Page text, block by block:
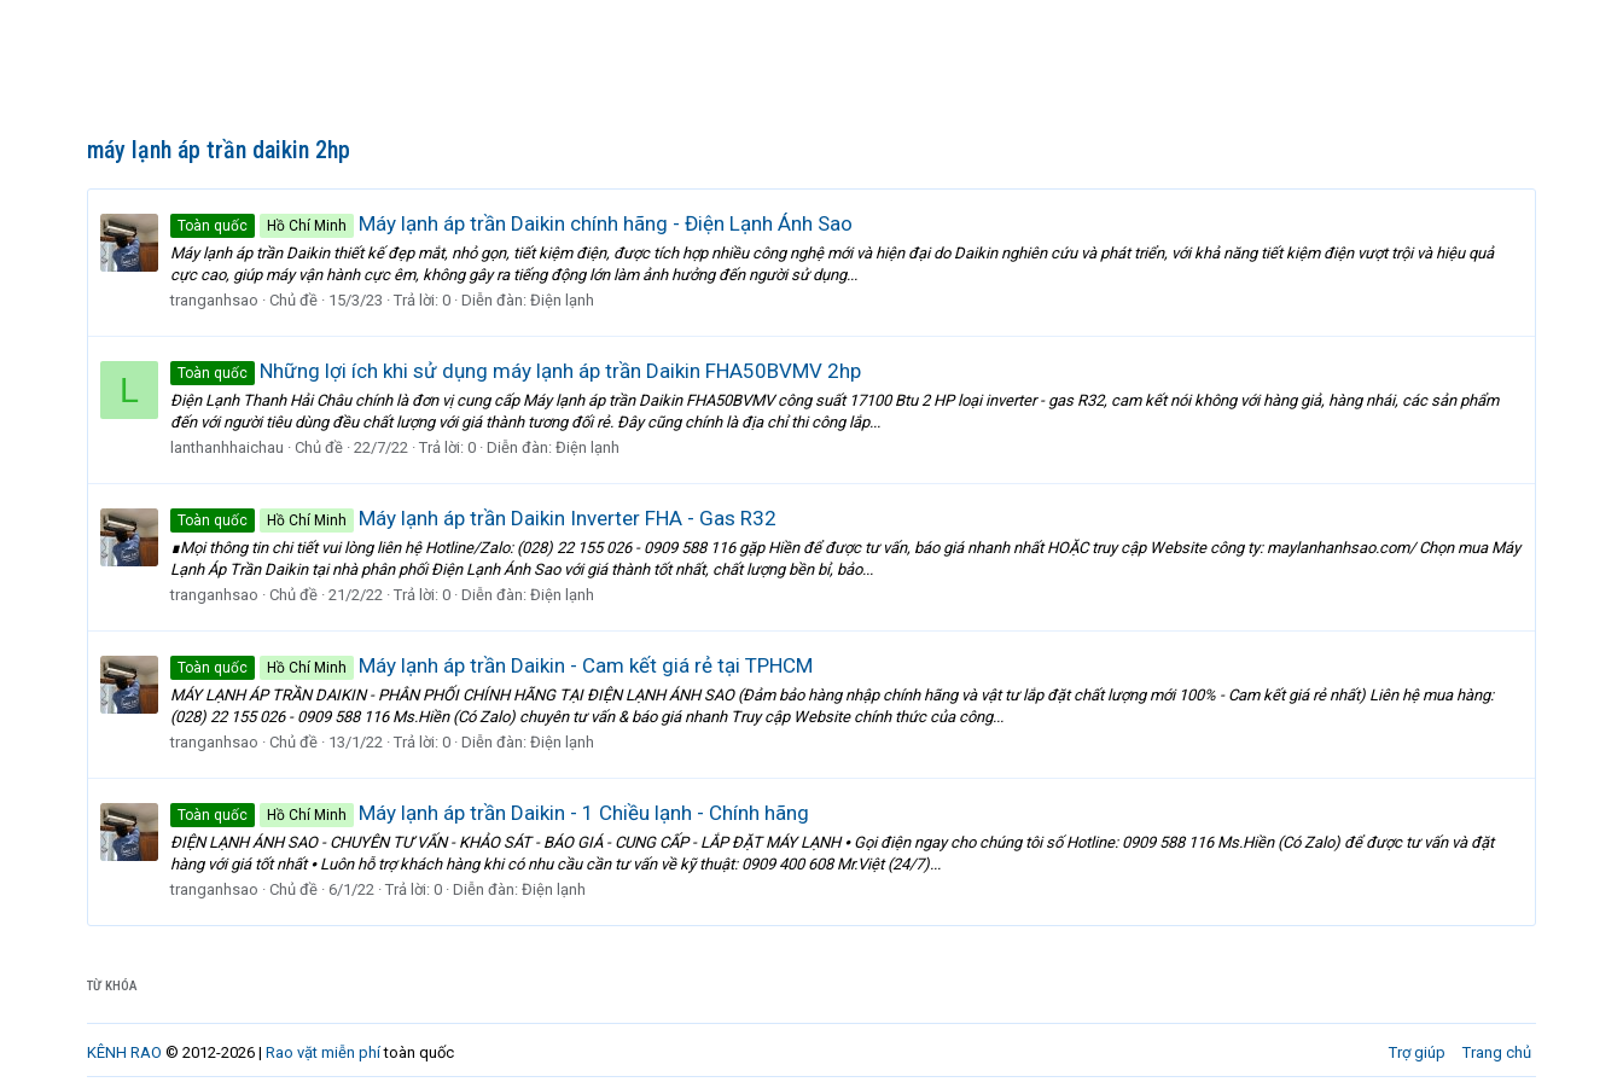
máy lạnh áp trần daikin 2hp
Toàn quốc Hồ Chí Minh Máy lạnh áp trần Daikin chính hãng - Điện Lạnh Ánh Sao
Máy lạnh áp trần Daikin thiết kế đẹp mắt, nhỏ gọn, tiết kiệm điện, được tích hợp nhiều công nghệ mới và hiện đại do Daikin nghiên cứu và phát triển, với khả năng tiết kiệm điện vượt trội và hiệu quả
cực cao, giúp máy vận hành cực êm, không gây ra tiếng động lớn làm ảnh hưởng đến người sử dụng...
tranganhsao
Chủ đề 15/3/23 Trả lời: 0 Diễn đàn: Điện lạnh
L Toàn quốc Những lợi ích khi sử dụng máy lạnh áp trần Daikin FHA50BVMV 2hp
Điện Lạnh Thanh Hải Châu chính là đơn vị cung cấp Máy lạnh áp trần Daikin FHA50BVMV công suất 17100 Btu 2 HP loại inverter - gas R32, cam kết nói không với hàng giả, hàng nhái, các sản phẩm
đến với người tiêu dùng đều chất lượng với giá thành tương đối rẻ. Đây cũng chính là địa chỉ thi công lắp...
lanthanhhaichau
Chủ đề 22/7/22 Trả lời: 0 Diễn đàn: Điện lạnh
Toàn quốc Hồ Chí Minh Máy lạnh áp trần Daikin Inverter FHA - Gas R32
∎Mọi thông tin chi tiết vui lòng liên hệ Hotline/Zalo: (028) 22 155 026 - 0909 588 116 gặp Hiền để được tư vấn, báo giá nhanh nhất HOẶC truy cập Website công ty: maylanhanhsao.com/ Chọn mua Máy
Lạnh Áp Trần Daikin tại nhà phân phối Điện Lạnh Ánh Sao với giá thành tốt nhất, chất lượng bền bỉ, bảo...
tranganhsao
Chủ đề 21/2/22 Trả lời: 0 Diễn đàn: Điện lạnh
Toàn quốc Hồ Chí Minh Máy lạnh áp trần Daikin - Cam kết giá rẻ tại TPHCM
MÁY LẠNH ÁP TRẦN DAIKIN - PHÂN PHỐI CHÍNH HÃNG TẠI ĐIỆN LẠNH ÁNH SAO (Đảm bảo hàng nhập chính hãng và vật tư lắp đặt chất lượng mới 100% - Cam kết giá rẻ nhất) Liên hệ mua hàng:
(028) 22 155 026 - 0909 588 116 Ms.Hiền (Có Zalo) chuyên tư vấn & báo giá nhanh Truy cập Website chính thức của công...
tranganhsao
Chủ đề 13/1/22 Trả lời: 0 Diễn đàn: Điện lạnh
Toàn quốc Hồ Chí Minh Máy lạnh áp trần Daikin - 1 Chiều lạnh - Chính hãng
ĐIỆN LẠNH ÁNH SAO - CHUYÊN TƯ VẤN - KHẢO SÁT - BÁO GIÁ - CUNG CẤP - LẮP ĐẶT MÁY LẠNH ⦁ Gọi điện ngay cho chúng tôi số Hotline: 0909 588 116 Ms.Hiền (Có Zalo) để được tư vấn và đặt
hàng với giá tốt nhất ⦁ Luôn hỗ trợ khách hàng khi có nhu cầu cần tư vấn về kỹ thuật: 0909 400 608 Mr.Việt (24/7)...
tranganhsao
Chủ đề 6/1/22 Trả lời: 0 Diễn đàn: Điện lạnh
TỪ KHÓA
Trợ giúp Trang chủ
KÊNH RAO © 2012-2026 | Rao vặt miễn phítoàn quốc